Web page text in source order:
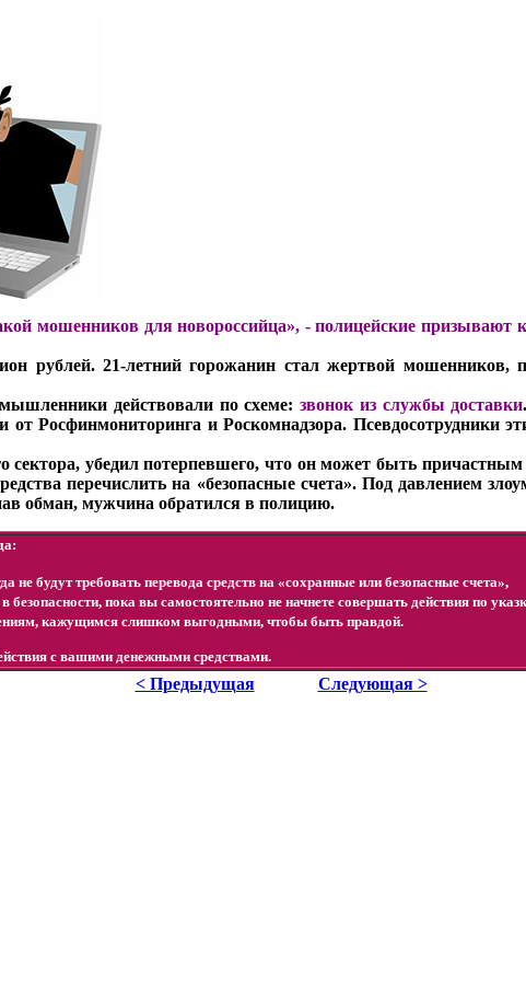
мошенников для новороссийца», -полицейские призывают
рублей. 21-летний горожанин стал жертвой мошенников,
действовали по схеме:звонок из службы доставки
Росфинмониторинга и Роскомнадзора. Псевдосотрудники
сектора, убедил потерпевшего, что он может быть
перечислить на «безопасные счета». Под давлением
обман, мужчина обратился в полицию.
не будут требовать перевода средств на «сохранные или безопасные счета»,
пока вы самостоятельно не начнете совершать действия по
кажущимся слишком выгодными, чтобы быть правдой.
с вашими денежными средствами.
< Предыдущая Следующая >